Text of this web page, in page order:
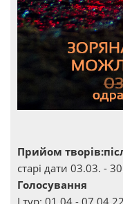
Прийом
старі дати 03.03. -
Голосування
І тур: 01.04 - 07.04.22